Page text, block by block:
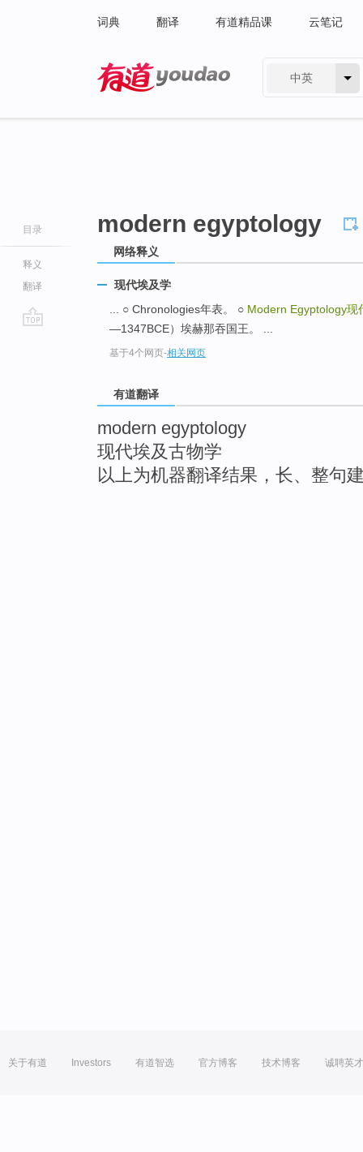
词典 翻译 有道精品课 云笔记
中英
目录
释义
翻译
modern egyptology
网络释义
现代埃及学
... ○ Chronologies年表。 ○ Modern Egyptology现
—1347BCE）埃赫那吞国王。 ...
基于4个网页-相关网页
有道翻译
modern egyptology
现代埃及古物学
以上为机器翻译结果，长、整句
关于有道 Investors 有道智选 官方博客 技术博客 诚聘英才